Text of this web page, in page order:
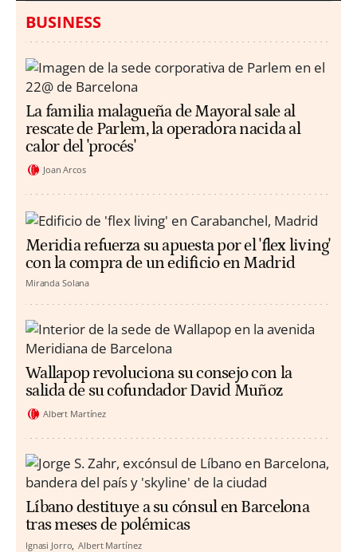
BUSINESS
La familia malagueña de Mayoral sale al
rescate de Parlem, la operadora nacida al
calor del 'procés'
Joan Arcos
Meridia refuerza su apuesta por el 'flex living'
con la compra de un edificio en Madrid
Miranda Solana
Wallapop revoluciona su consejo con la
salida de su cofundador David Muñoz
Albert Martínez
Líbano destituye a su cónsul en Barcelona
tras meses de polémicas
Ignasi Jorro Albert Martínez